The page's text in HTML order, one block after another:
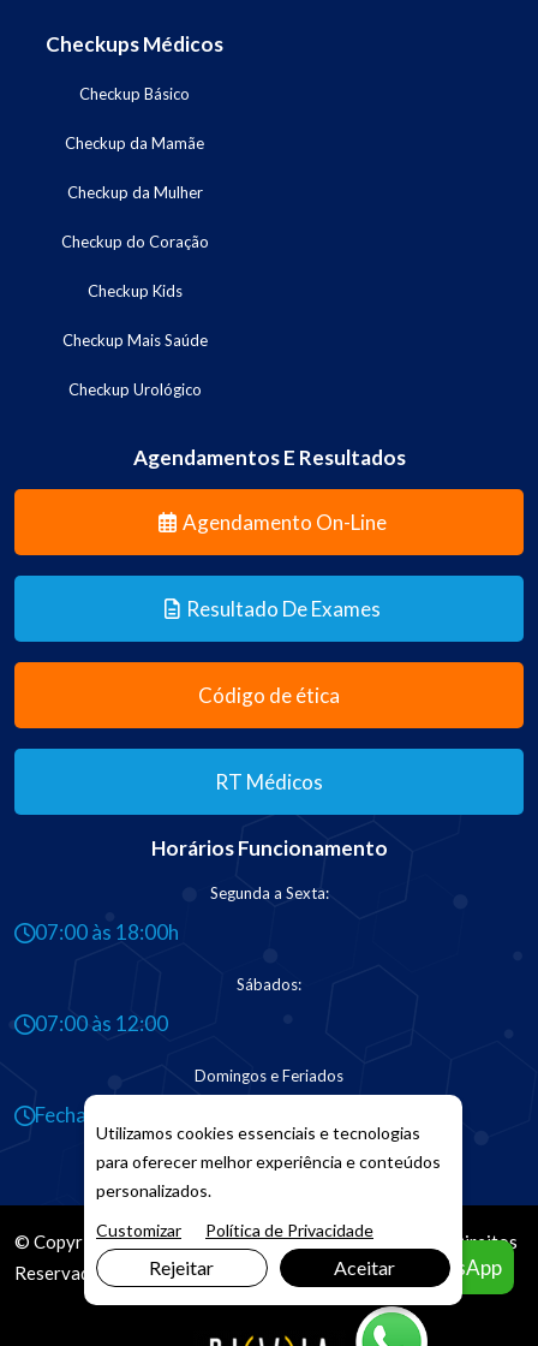
Checkups Médicos
Checkup Básico
Checkup da Mamãe
Checkup da Mulher
Checkup do Coração
Checkup Kids
Checkup Mais Saúde
Checkup Urológico
Agendamentos E Resultados
Agendamento On-Line
Resultado De Exames
Código de ética
RT Médicos
Horários Funcionamento
Segunda a Sexta:
07:00 às 18:00h
Sábados:
07:00 às 12:00
Domingos e Feriados
Fechado
© Copyright 2026. DIVIAMarketing Digital. Todos os Direitos
Reservados
Agendar pelo WhatsApp
Utilizamos cookies essenciais e tecnologias
para oferecer melhor experiência e conteúdos
personalizados.
Customizar
Política de Privacidade
Rejeitar Aceitar